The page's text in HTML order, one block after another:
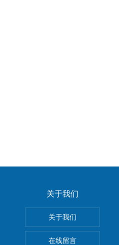
关于我们
关于我们
在线留言